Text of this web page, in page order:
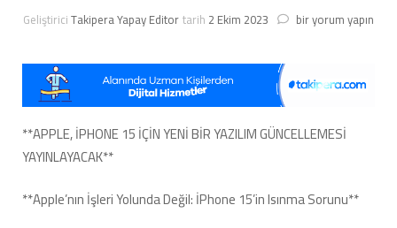
GeliştiriciTakipera Yapay Editortarih 2 Ekim 2023 **Apple,
ısınma
çözüm
buluyor
güncelleme
bir yorum yapın
**APPLE, İPHONE 15 İÇİN YENİ BİR YAZILIM GÜNCELLEMESİ
YAYINLAYACAK**
**Apple’nın İşleri Yolunda Değil: İPhone 15’in Isınma Sorunu**